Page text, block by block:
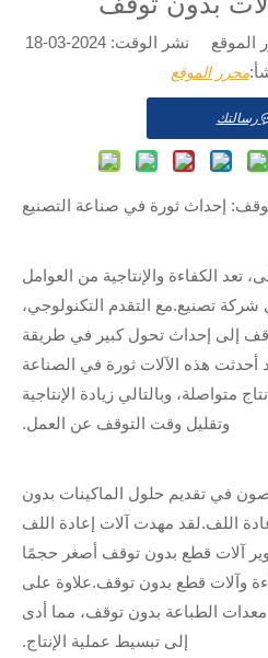
الكاتب:محرر الموقع نشر الوقت: 2024-03-18
محرر الموقع
رسالتك
إحداث ثورة في صناعة التصنيع
تعد الكفاءة والإنتاجية من العوامل
شركة تصنيع.مع التقدم التكنولوجي،
إلى إحداث تحول كبير في طريقة
أحدثت هذه الآلات ثورة في الصناعة
متواصلة، وبالتالي زيادة الإنتاجية
وتقليل وقت التوقف عن العمل.
في تقديم حلول الماكينات بدون
اللف.لقد مهدت آلات إعادة اللف
آلات قطع بدون توقف أصغر حجمًا
وآلات قطع بدون توقف.علاوة على
الطباعة بدون توقف، مما أدى
إلى تبسيط عملية الإنتاج.